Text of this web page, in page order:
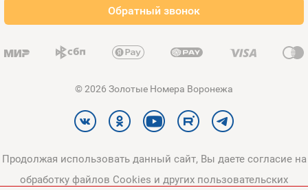
Обратный звонок
© 2026 Золотые Номера Воронежа
Продолжая использовать данный сайт, Вы даете согласие на
обработку файлов Cookies и других пользовательских